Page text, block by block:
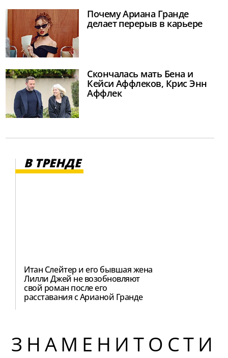
Почему Ариана Гранде
делает перерыв в карьере
Скончалась мать Бена и
Кейси Аффлеков, Крис Энн
Аффлек
В ТРЕНДЕ
Итан Слейтер и его бывшая жена
Лилли Джей не возобновляют
свой роман после его
расставания с Арианой Гранде
ЗНАМЕНИТОСТИ